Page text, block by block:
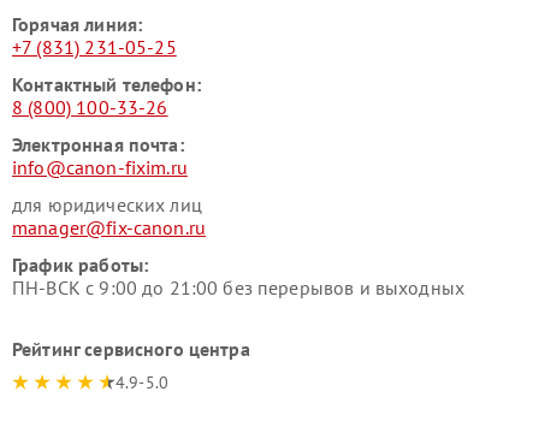
Горячая линия:
+7 (831) 231-05-25
Контактный телефон:
8 (800) 100-33-26
Электронная почта:
info@canon-fixim.ru
для юридических лиц
manager@fix-canon.ru
График работы:
ПН-ВСК с 9:00 до 21:00 без перерывов и выходных
Рейтинг сервисного центра
4.9-5.0